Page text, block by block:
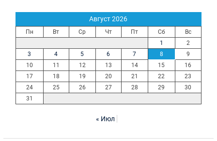
Август 2026
Пн Вт Ср Чт Пт Сб
Вс
1
2
3
4 5 6 7 8
9
10
11 12 13 14 15
16
17
18 19 20 21 22
23
24
25 26 27 28 29
30
31
« Июл